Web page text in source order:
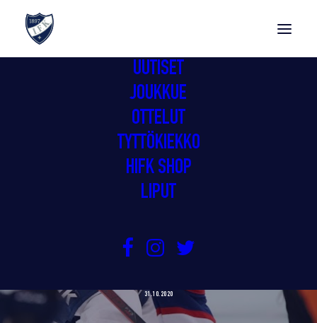
UUTISET
JOUKKUE
OTTELUT
TYTTÖKIEKKO
HIFK SHOP
LIPUT
GIMMAT JATKOAIKAVOITTOON
31.10.2020